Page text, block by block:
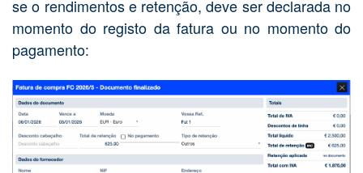
se o rendimentos e retenção, deve ser declarada no
momento do registo da fatura ou no momento do
pagamento: